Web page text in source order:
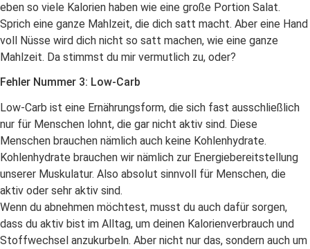
eben so viele Kalorien haben wie eine große Portion Salat.
Sprich eine ganze Mahlzeit, die dich satt macht. Aber eine Hand
voll Nüsse wird dich nicht so satt machen, wie eine ganze
Mahlzeit. Da stimmst du mir vermutlich zu, oder?
Fehler Nummer 3: Low-Carb
Low-Carb ist eine Ernährungsform, die sich fast ausschließlich
nur für Menschen lohnt, die gar nicht aktiv sind. Diese
Menschen brauchen nämlich auch keine Kohlenhydrate.
Kohlenhydrate brauchen wir nämlich zur Energiebereitstellung
unserer Muskulatur. Also absolut sinnvoll für Menschen, die
aktiv oder sehr aktiv sind.
Wenn du abnehmen möchtest, musst du auch dafür sorgen,
dass du aktiv bist im Alltag, um deinen Kalorienverbrauch und
Stoffwechsel anzukurbeln. Aber nicht nur das, sondern auch um